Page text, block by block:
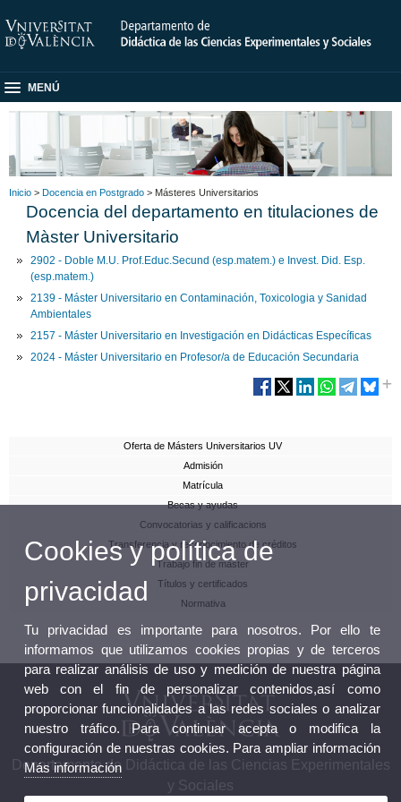
MENÚ
Inicio > Docencia en Postgrado > Másteres Universitarios
Docencia del departamento en titulaciones de
Màster Universitario
2902 - Doble M.U. Prof.Educ.Secund (esp.matem.) e Invest. Did. Esp.
(esp.matem.)
2139 - Máster Universitario en Contaminación, Toxicologia y Sanidad
Ambientales
2157 - Máster Universitario en Investigación en Didácticas Específicas
2024 - Máster Universitario en Profesor/a de Educación Secundaria
Oferta de Másters Universitarios UV
Admisión
Matrícula
Becas y ayudas
Convocatorias y calificacions
Transferencia y reconocimiento de créditos
Trabajo fin de máster
Títulos y certificados
Normativa
Departamento de Didáctica de las Ciencias Experimentales
y Sociales
Cookies y política de
privacidad
Tu privacidad es importante para nosotros. Por ello te
informamos que utilizamos cookies propias y de terceros
para realizar análisis de uso y medición de nuestra página
web con el fin de personalizar contenidos,así como
proporcionar funcionalidades a las redes sociales o analizar
nuestro tráfico. Para continuar acepta o modifica la
configuración de nuestras cookies. Para ampliar información
Más información